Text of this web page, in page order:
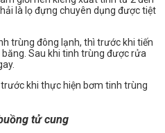
là lọ đựng chuyên dụng được tiệt
trùng đông lạnh, thì trước khi tiến
Sau khi tinh trùng được rửa
khi thực hiện bơm tinh trùng
tử cung